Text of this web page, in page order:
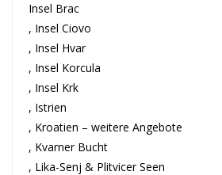
Insel Brac
, Insel Ciovo
, Insel Hvar
, Insel Korcula
, Insel Krk
, Istrien
, Kroatien – weitere Angebote
, Kvarner Bucht
, Lika-Senj & Plitvicer Seen